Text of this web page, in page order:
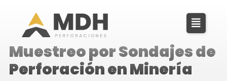
Muestreo por Sondajes de
Perforación en Minería